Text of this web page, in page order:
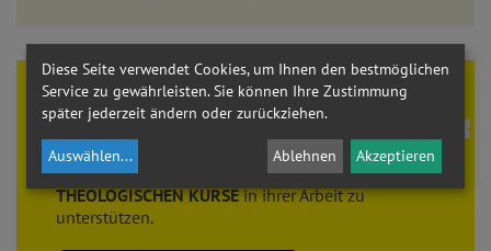
Theologie brauchtFREUNDE
Der Verein der
FREUNDE der THEOLOGISCHEN
KURSEsieht es als seine Aufgabe, die
THEOLOGISCHEN KURSEin ihrer Arbeit zu
unterstützen.
Diese Seite verwendet Cookies, um Ihnen den bestmöglichen
Service zu gewährleisten. Sie können Ihre Zustimmung
später jederzeit ändern oder zurückziehen.
Auswählen... Ablehnen Akzeptieren